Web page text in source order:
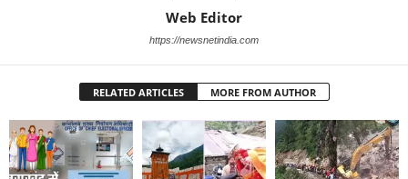
Web Editor
https://newsnetindia.com
RELATED ARTICLES MORE FROM AUTHOR